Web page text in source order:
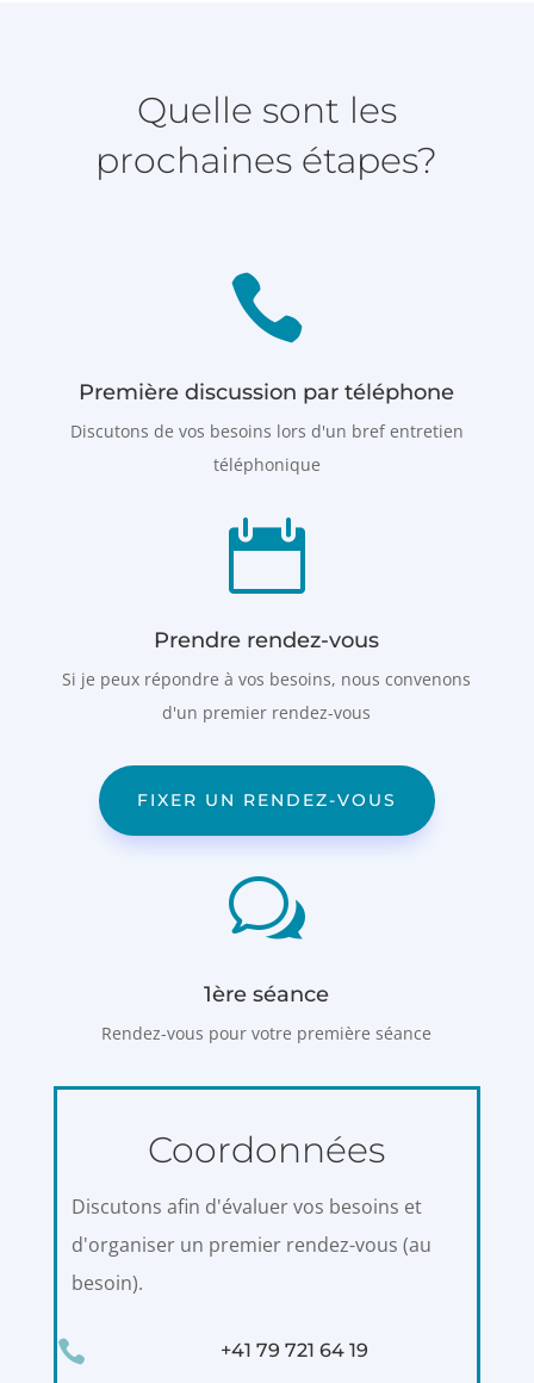
Quelle sont les
prochaines étapes?

Première discussion par téléphone
Discutons de vos besoins lors d'un bref entretien
téléphonique

Prendre rendez-vous
Si je peux répondre à vos besoins, nous convenons
d'un premier rendez-vous
FIXER UN RENDEZ-VOUS
w
1ère séance
Rendez-vous pour votre première séance
Coordonnées
Discutons afin d'évaluer vos besoins et
d'organiser un premier rendez-vous (au
besoin).
 +41 79 721 64 19